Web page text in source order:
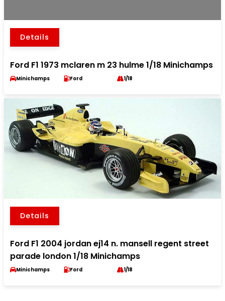
Details
Ford F1 1973 mclaren m 23 hulme 1/18 Minichamps
Minichamps Ford 1/18
Details
Ford F1 2004 jordan ej14 n. mansell regent street
parade london 1/18 Minichamps
Minichamps Ford 1/18